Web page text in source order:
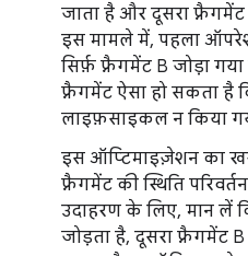
जाता है और दूसरा
इस मामले में, पहला
सिर्फ़ फ़्रैगमेंट B जोड़ा
फ़्रैगमेंट ऐसा हो सकता है
लाइफ़साइकल न किया
इस ऑप्टिमाइज़ेशन का
फ़्रैगमेंट की स्थिति
उदाहरण के लिए, मान लें
जोड़ता है, दूसरा फ़्रैगमेंट